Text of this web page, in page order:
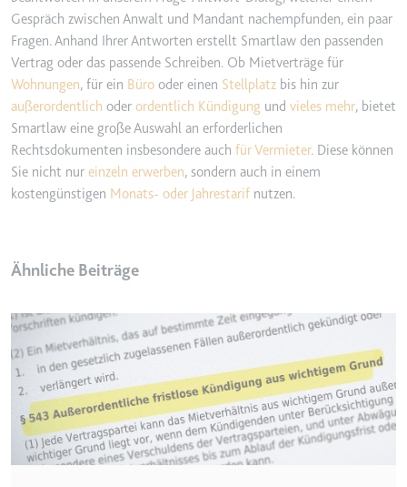
_gcl_ls
Anbieter:
www.googletagmanager.com
Zweck:
Verfolgt die Konversionsrate
zwischen dem Nutzer und den
Werbebannern auf der Website -
Dies dient der Optimierung der
Relevanz der Werbung auf der
Typ:
HTML Local Storage
__Secure-ROLLOUT_TOKEN
Anbieter:
youtube.com
Zweck:
Wird verwendet, um die
Interaktion der Nutzer mit
eingebetteten Inhalten zu
verfolgen.
Gespräch zwischen Anwalt und Mandant nachempfunden, ein paar
Fragen. Anhand Ihrer Antworten erstellt Smartlaw den passenden
Vertrag oder das passende Schreiben. Ob Mietverträge für
Wohnungen, für ein Büro oder einen Stellplatz bis hin zur
außerordentlich oder ordentlich Kündigung und vieles mehr, bietet
Smartlaw eine große Auswahl an erforderlichen
Rechtsdokumenten insbesondere auch für Vermieter. Diese können
Sie nicht nur einzeln erwerben, sondern auch in einem
kostengünstigen Monats- oder Jahrestarif nutzen.
Ähnliche Beiträge